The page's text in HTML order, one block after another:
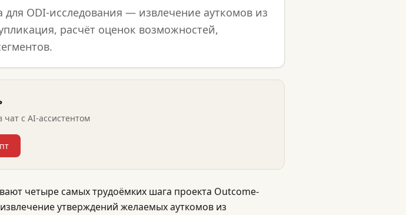
ODI-исследования — извлечение ауткомов из
расчёт оценок возможностей,
чат с AI-ассистентом
четыре самых трудоёмких шага проекта Outcome-
утверждений желаемых ауткомов из